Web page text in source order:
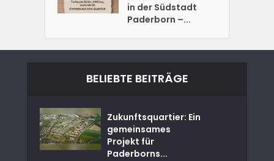
in der Südstadt
Paderborn –...
BELIEBTE BEITRÄGE
Zukunftsquartier: Ein
gemeinsames
Projekt für
Paderborns...